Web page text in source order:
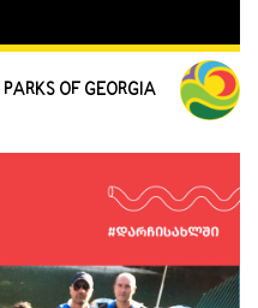
OF GEORGIA